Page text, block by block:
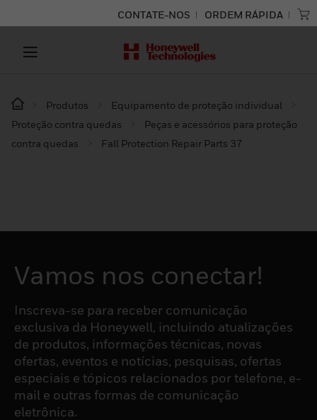
CONTATE-NOS ORDEM RÁPIDA
Produtos
Equipamento de proteção individual
Proteção contra quedas
Peças e acessórios para proteção
contra quedas
Fall Protection Repair Parts 37
Vamos nos conectar!
Inscreva-se para receber comunicação
exclusiva da Honeywell, incluindo atualizações
de produtos, informações técnicas, novas
ofertas, eventos e notícias, pesquisas, ofertas
especiais e tópicos relacionados por telefone, e-
mail e outras formas de comunicação
eletrônica.